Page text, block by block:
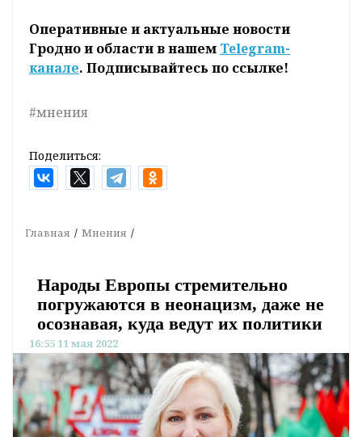
Оперативные и актуальные новости
Гродно и области в нашем Telegram-
канале. Подписывайтесь по ссылке!
#мнения
Поделиться:
Главная Мнения
Народы Европы стремительно
погружаются в неонацизм, даже не
осознавая, куда ведут их политики
16:55 11 мая 2022